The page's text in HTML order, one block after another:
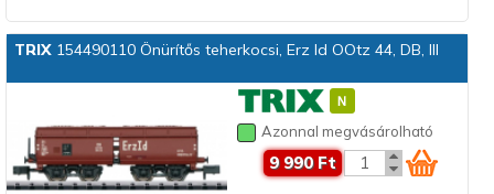
TRIX154490110 Önürítős teherkocsi, Erz Id OOtz 44, DB, III
Azonnal megvásárolható
9 990 Ft